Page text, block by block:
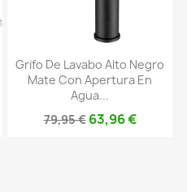
Grifo De Lavabo Alto Negro
Mate Con Apertura En
Agua...
79,95 € 63,96 €